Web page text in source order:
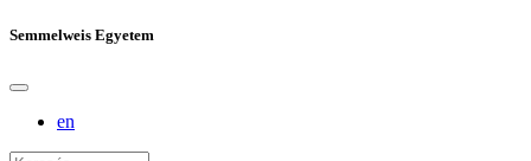
Semmelweis Egyetem
en